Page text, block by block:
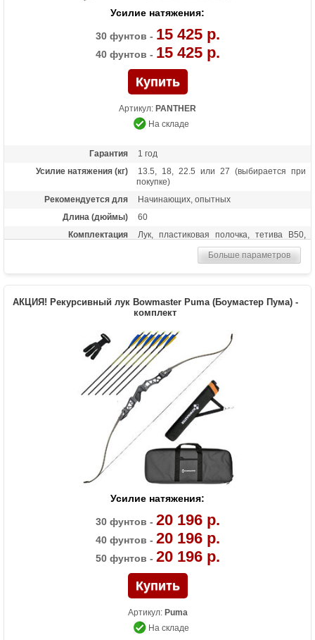
Усилие натяжения:
30 фунтов - 15 425 р.
40 фунтов - 15 425 р.
Артикул: PANTHER
На складе
Гарантия
1 год
Усилие натяжения (кг)
13.5, 18, 22.5 или 27 (выбирается при
покупке)
Рекомендуется для
Начинающих, опытных
Длина (дюймы)
60
Комплектация
Лук, пластиковая полочка, тетива В50,
шестигранники, чехол для лука, перчатка,
колчан для стрел, 6 карбоновых стрел
Масса (кг)
1,3
ламинатом
Больше параметров
АКЦИЯ! Рекурсивный лук Bowmaster Puma (Боумастер Пума) -
комплект
Усилие натяжения:
30 фунтов - 20 196 р.
40 фунтов - 20 196 р.
50 фунтов - 20 196 р.
Артикул: Puma
На складе